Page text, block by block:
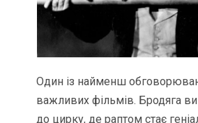
Один із найменш
важливих фільмів. Бродяга
до цирку, де раптом стає